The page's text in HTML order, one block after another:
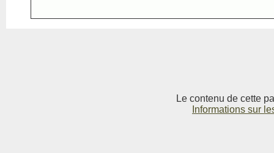
Le contenu de cette
Informations sur